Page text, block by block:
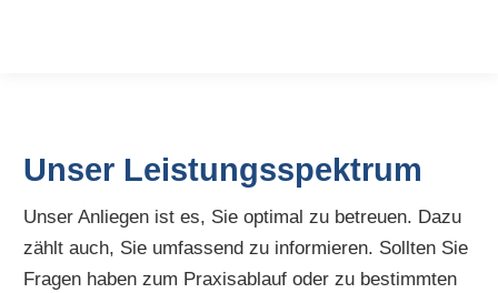
Unser Leistungsspektrum
Unser Anliegen ist es, Sie optimal zu betreuen. Dazu
zählt auch, Sie umfassend zu informieren. Sollten Sie
Fragen haben zum Praxisablauf oder zu bestimmten